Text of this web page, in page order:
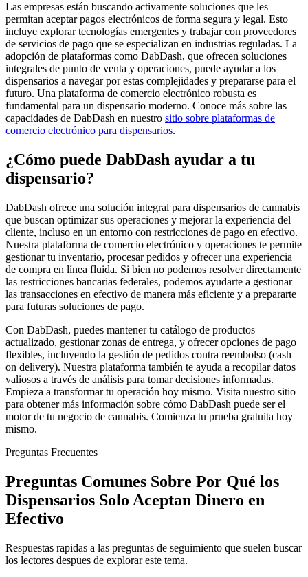
Las empresas están buscando activamente soluciones que les
permitan aceptar pagos electrónicos de forma segura y legal. Esto
incluye explorar tecnologías emergentes y trabajar con proveedores
de servicios de pago que se especializan en industrias reguladas. La
adopción de plataformas como DabDash, que ofrecen soluciones
integrales de punto de venta y operaciones, puede ayudar a los
dispensarios a navegar por estas complejidades y prepararse para el
futuro. Una plataforma de comercio electrónico robusta es
fundamental para un dispensario moderno. Conoce más sobre las
capacidades de DabDash en nuestro sitio sobre plataformas de
comercio electrónico para dispensarios.
¿Cómo puede DabDash ayudar a tu
dispensario?
DabDash ofrece una solución integral para dispensarios de cannabis
que buscan optimizar sus operaciones y mejorar la experiencia del
cliente, incluso en un entorno con restricciones de pago en efectivo.
Nuestra plataforma de comercio electrónico y operaciones te permite
gestionar tu inventario, procesar pedidos y ofrecer una experiencia
de compra en línea fluida. Si bien no podemos resolver directamente
las restricciones bancarias federales, podemos ayudarte a gestionar
las transacciones en efectivo de manera más eficiente y a prepararte
para futuras soluciones de pago.
Con DabDash, puedes mantener tu catálogo de productos
actualizado, gestionar zonas de entrega, y ofrecer opciones de pago
flexibles, incluyendo la gestión de pedidos contra reembolso (cash
on delivery). Nuestra plataforma también te ayuda a recopilar datos
valiosos a través de análisis para tomar decisiones informadas.
Empieza a transformar tu operación hoy mismo. Visita nuestro sitio
para obtener más información sobre cómo DabDash puede ser el
motor de tu negocio de cannabis. Comienza tu prueba gratuita hoy
mismo.
Preguntas Frecuentes
Preguntas Comunes Sobre Por Qué los
Dispensarios Solo Aceptan Dinero en
Efectivo
Respuestas rapidas a las preguntas de seguimiento que suelen buscar
los lectores despues de explorar este tema.